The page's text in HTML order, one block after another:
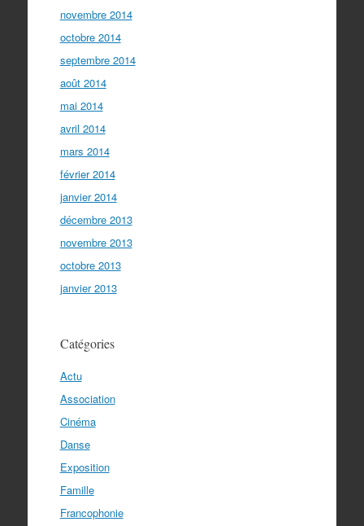
novembre 2014
octobre 2014
septembre 2014
août 2014
mai 2014
avril 2014
mars 2014
février 2014
janvier 2014
décembre 2013
novembre 2013
octobre 2013
janvier 2013
Catégories
Actu
Association
Cinéma
Danse
Exposition
Famille
Francophonie